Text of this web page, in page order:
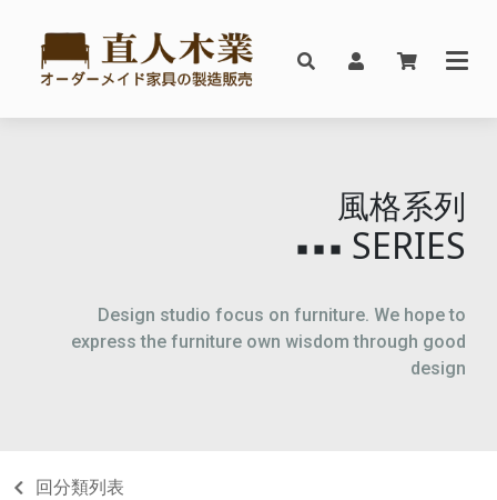
風格系列
▪▪▪ SERIES
Design studio focus on furniture. We hope to
express the furniture own wisdom through good
design
回分類列表